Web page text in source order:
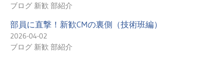
ブログ 新歓 部紹介
部員に直撃！新歓CMの裏側（技術班編）
2026-04-02
ブログ 新歓 部紹介